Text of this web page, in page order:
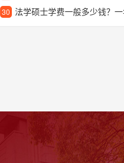
30 法学硕士学费一般多少钱？一年收